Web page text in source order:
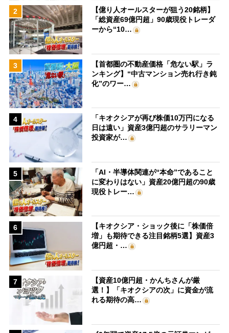
2
【億り人オールスターが狙う20銘柄】
「総資産69億円超」90歳現役トレーダ
ーから“10…
3
【首都圏の不動産価格「危ない駅」ラ
ンキング】“中古マンション売れ行き鈍
化”のワー…
4
「キオクシアが再び株価10万円になる
日は遠い」資産3億円超のサラリーマン
投資家が…
5
「AI・半導体関連が“本命”であること
に変わりはない」資産20億円超の90歳
現役トレー…
6
【キオクシア・ショック後に「株価倍
増」も期待できる注目銘柄5選】資産3
億円超・…
7
【資産10億円超・かんちさんが厳
選！】「キオクシアの次」に資金が流
れる期待の高…